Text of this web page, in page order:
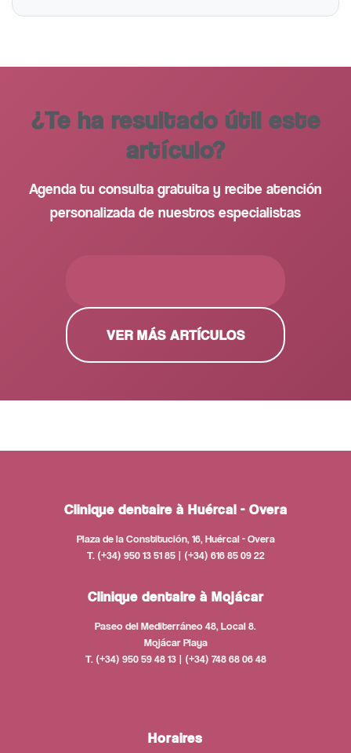
¿Te ha resultado útil este
artículo?
Agenda tu consulta gratuita y recibe atención
personalizada de nuestros especialistas
VER MÁS ARTÍCULOS
Clinique dentaire à Huércal - Overa
Plaza de la Constitución, 16, Huércal - Overa
T. (+34) 950 13 51 85 | (+34) 616 85 09 22
Clinique dentaire à Mojácar
Paseo del Mediterráneo 48, Local 8.
Mojácar Playa
T. (+34) 950 59 48 13 | (+34) 748 68 06 48
Horaires